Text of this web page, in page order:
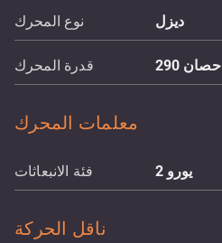
نوع المحرك ديزل
قدرة المحرك 290 حصان
معلمات المحرك
فئة الانبعاثات يورو 2
ناقل الحركة